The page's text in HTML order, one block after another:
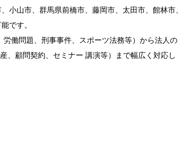
小山市、群馬県前橋市、藤岡市、太田市、館林市、
です。
働問題、刑事事件、スポーツ法務等）から法人の
、顧問契約、セミナー 講演等）まで幅広く対応し